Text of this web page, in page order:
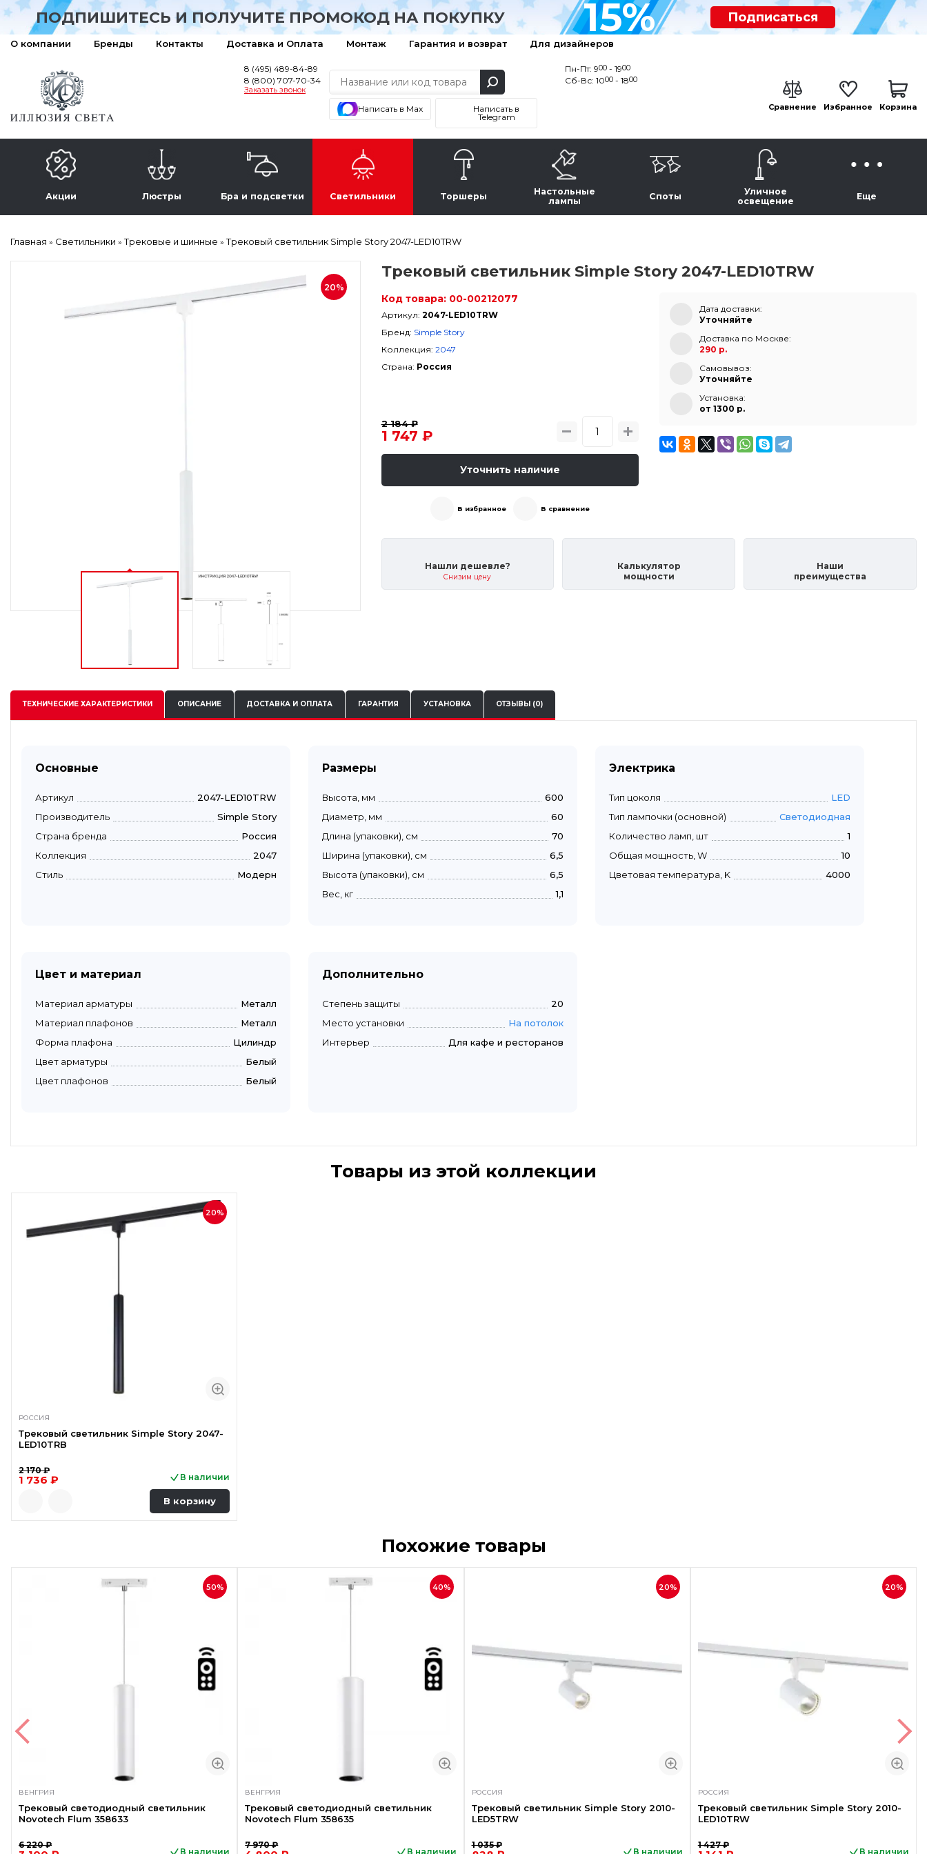
ПОДПИШИТЕСЬ И ПОЛУЧИТЕ ПРОМОКОД НА ПОКУПКУ 15% Подписаться
О компании Бренды Контакты Доставка и Оплата Монтаж Гарантия и возврат Для дизайнеров
8 (495) 489-84-89
8 (800) 707-70-34
Заказать звонок
Написать в Max
Написать в
Telegram
Пн-Пт: 900 - 1900
Сб-Вс: 1000 - 1800
Сравнение Избранное Корзина
Акции Люстры Бра и подсветки Светильники Торшеры
Настольные
лампы
Споты
Уличное
освещение
Еще
Главная » Светильники »Трековые и шинные »Трековый светильник Simple Story 2047-LED10TRW
20%
Трековый светильник Simple Story 2047-LED10TRW
Код товара: 00-00212077
Артикул: 2047-LED10TRW
Бренд: Simple Story
Коллекция: 2047
Страна: Россия
2 184 ₽
1 747 ₽
Уточнить наличие
В избранное В сравнение
Дата доставки:
Уточняйте
Доставка по Москве:
290 р.
Самовывоз:
Уточняйте
Установка:
от 1300 p.
Нашли дешевле?
Снизим цену
Калькулятор
мощности
Наши
преимущества
ТЕХНИЧЕСКИЕХАРАКТЕРИСТИКИ ОПИСАНИЕ ДОСТАВКА И ОПЛАТА ГАРАНТИЯ УСТАНОВКА ОТЗЫВЫ (0)
Основные
Артикул
2047-LED10TRW
Производитель
Simple Story
Страна бренда
Россия
Коллекция
2047
Стиль
Модерн
Размеры
Высота, мм
600
Диаметр, мм
60
Длина (упаковки), см
70
Ширина (упаковки), см
6,5
Высота (упаковки), см
6,5
Вес, кг
1,1
Электрика
Тип цоколя
LED
Тип лампочки (основной)
Светодиодная
Количество ламп, шт
1
Общая мощность, W
10
Цветовая температура, K
4000
Цвет и материал
Материал арматуры
Металл
Материал плафонов
Металл
Форма плафона
Цилиндр
Цвет арматуры
Белый
Цвет плафонов
Белый
Дополнительно
Степень защиты
20
Место установки
На потолок
Интерьер
Для кафе и ресторанов
Товары из этой коллекции
20%
РОССИЯ
Трековый светильник Simple Story 2047-
LED10TRB
2 170 ₽
1 736 ₽ В наличии
В корзину
Похожие товары
50%
ВЕНГРИЯ
Трековый светодиодный светильник
Novotech Flum 358633
6 220 ₽
В наличии
40%
ВЕНГРИЯ
Трековый светодиодный светильник
Novotech Flum 358635
7 970 ₽
В наличии
20%
РОССИЯ
Трековый светильник Simple Story 2010-
LED5TRW
1 035 ₽
В наличии
20%
РОССИЯ
Трековый светильник Simple Story 2010-
LED10TRW
1 427 ₽
В наличии